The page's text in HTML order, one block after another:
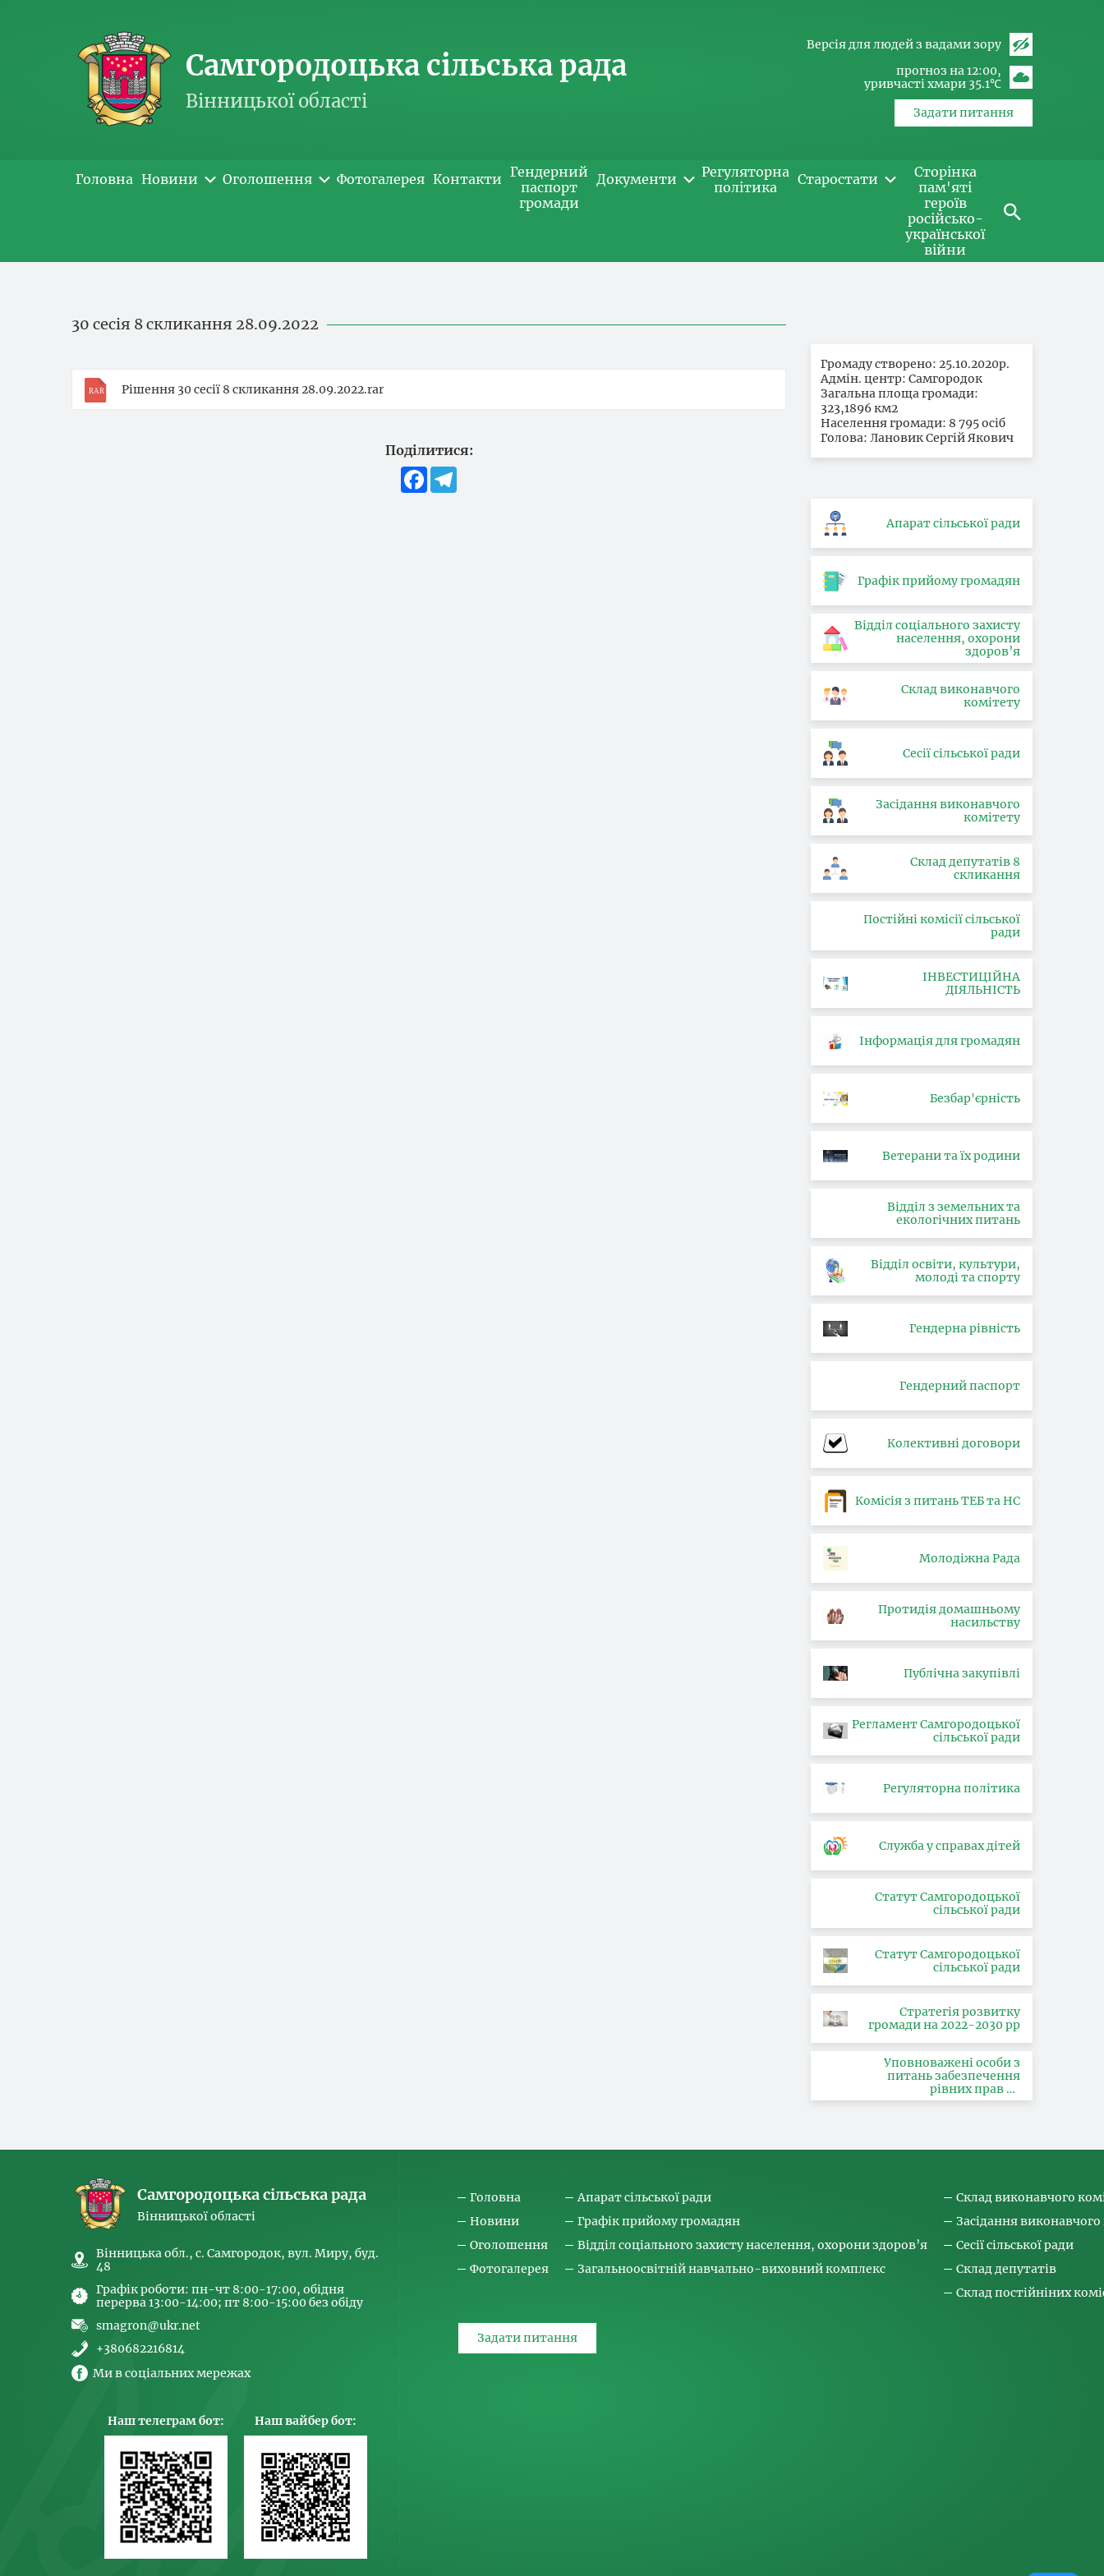
Самгородоцька сільська рада
Вінницької області
Версія для людей з вадами зору
прогноз на 12:00
уривчасті хмари 35.1℃
Задати питання
Головна Новини Оголошення Фотогалерея Контакти Гендерний
паспорт
громади
Документи
Регуляторна
політика
Старостати
Сторінка
пам'яті
героїв
російсько-
української
війни
30 сесія 8 скликання 28.09.2022
Рішення 30 сесії 8 скликання 28.09.2022.rar
Поділитися:
Facebook
Громаду створено: 25.10.2020р.
Адмін. центр: Самгородок
Загальна площа громади:
323,1896 км2
Населення громади: 8 795 осіб
Голова: Лановик Сергій Якович
Апарат сільської ради
Графік прийому громадян
Відділ соціального захисту
населення, охорони
здоров’я
Склад виконавчого
комітету
Сесії сільської ради
Засідання виконавчого
комітету
Склад депутатів 8
скликання
Постійні комісії сільської
ради
ІНВЕСТИЦІЙНА
ДІЯЛЬНІСТЬ
Інформація для громадян
Безбар'єрність
Ветерани та їх родини
Відділ з земельних та
екологічних питань
Відділ освіти, культури,
молоді та спорту
Гендерна рівність
Гендерний паспорт
Колективні договори
Комісія з питань ТЕБ та НС
Молодіжна Рада
Протидія домашньому
насильству
Публічна закупівлі
Регламент Самгородоцької
сільської ради
Регуляторна політика
Служба у справах дітей
Статут Самгородоцької
сільської ради
Статут Самгородоцької
сільської ради
Стратегія розвитку
громади на 2022-2030 рр
Уповноважені особи з
питань забезпечення
рівних прав та
можливостей жінок і
здійснення заходів,
людьми та координатора
Самгородоцька сільська рада
Вінницької області
Вінницька обл., с. Самгородок, вул. Миру, буд.
48
Графік роботи: пн-чт 8:00-17:00, обідня
перерва 13:00-14:00; пт 8:00-15:00 без обіду
smagron@ukr.net
+380682216814
Ми в соціальних мережах
Наш телеграм бот: Наш вайбер бот:
Головна
Новини
Оголошення
Фотогалерея
Апарат сільської ради
Графік прийому громадян
Відділ соціального захисту населення, охорони здоров’я
Загальноосвітній навчально-виховний комплекс
Склад виконавчого
Засідання
Сесії сільської ради
Склад депутатів
Склад постійніних
Задати питання